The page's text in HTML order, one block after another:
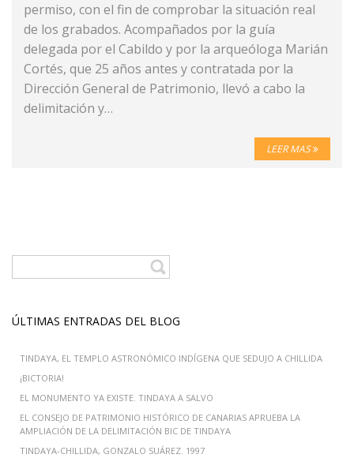
permiso, con el fin de comprobar la situación real
de los grabados. Acompañados por la guía
delegada por el Cabildo y por la arqueóloga Marián
Cortés, que 25 años antes y contratada por la
Dirección General de Patrimonio, llevó a cabo la
delimitación y…
LEER MAS
ÚLTIMAS ENTRADAS DEL BLOG
TINDAYA, EL TEMPLO ASTRONÓMICO INDÍGENA QUE SEDUJO A CHILLIDA
¡BICTORIA!
EL MONUMENTO YA EXISTE. TINDAYA A SALVO
EL CONSEJO DE PATRIMONIO HISTÓRICO DE CANARIAS APRUEBA LA
AMPLIACIÓN DE LA DELIMITACIÓN BIC DE TINDAYA
TINDAYA-CHILLIDA, GONZALO SUÁREZ. 1997